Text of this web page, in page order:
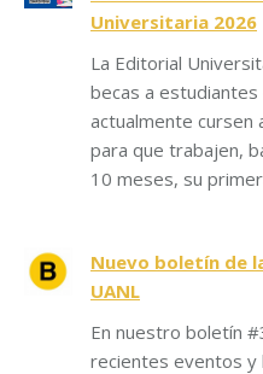
Universitaria 2026
La Editorial
becas a
actualmente cursen
para que trabajen,
10 meses, su
Nuevo boletín de
UANL
En nuestro boletín
recientes eventos y